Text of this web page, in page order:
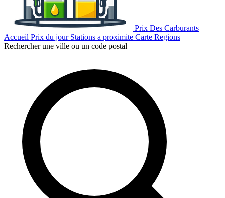
Prix Des Carburants
Accueil Prix du jour Stations a proximite Carte Regions
Rechercher une ville ou un code postal